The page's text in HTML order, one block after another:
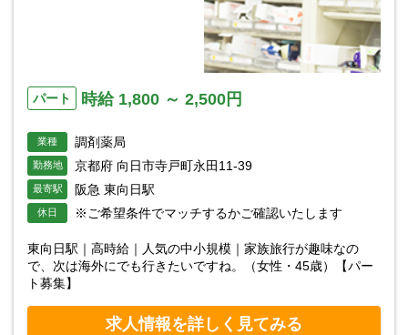
パート 時給 1,800 ～ 2,500円
業種 調剤薬局
勤務地 京都府 向日市寺戸町永田11-39
最寄駅 阪急 東向日駅
休日 ※ご希望条件でマッチするかご確認いたします
東向日駅｜高時給｜人気の中小規模｜家族旅行が趣味なの
で、次は海外にでも行きたいですね。（女性・45歳）【パー
ト募集】
求人情報を詳しく見てみる